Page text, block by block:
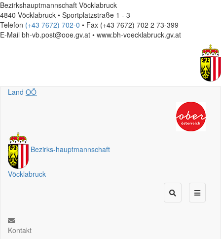
Bezirkshauptmannschaft Vöcklabruck
4840 Vöcklabruck • Sportplatzstraße 1 - 3
Telefon (+43 7672) 702-0 • Fax (+43 7672) 702 2 73-399
E-Mail bh-vb.post@ooe.gv.at • www.bh-voecklabruck.gv.at
Land OÖ
Bezirks-hauptmannschaft
Vöcklabruck
Kontakt